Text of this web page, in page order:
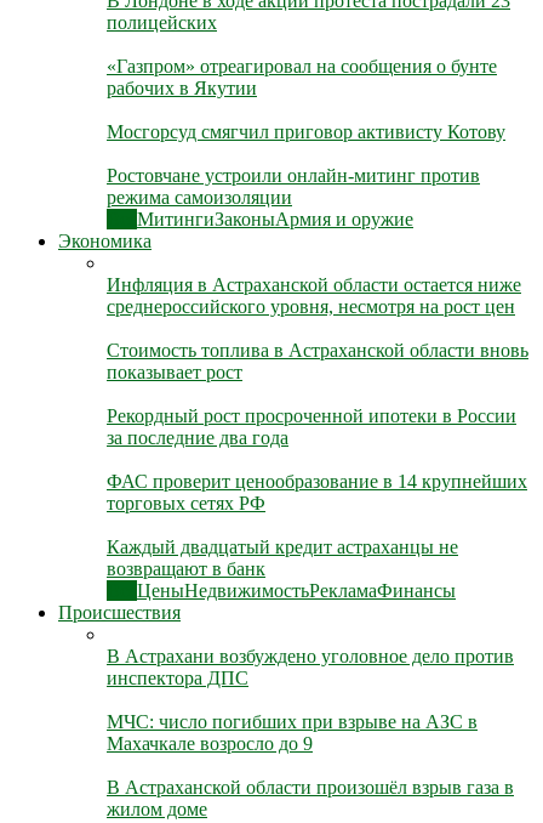
полицейских
«Газпром» отреагировал на сообщения о бунте
рабочих в Якутии
Мосгорсуд смягчил приговор активисту Котову
Ростовчане устроили онлайн-митинг против
режима самоизоляции
МитингиЗаконыАрмия и оружие
Экономика
Инфляция в Астраханской области остается ниже
среднероссийского уровня, несмотря на рост цен
Стоимость топлива в Астраханской области вновь
показывает рост
Рекордный рост просроченной ипотеки в России
за последние два года
ФАС проверит ценообразование в 14 крупнейших
торговых сетях РФ
Каждый двадцатый кредит астраханцы не
возвращают в банк
ЦеныНедвижимостьРекламаФинансы
Происшествия
В Астрахани возбуждено уголовное дело против
инспектора ДПС
МЧС: число погибших при взрыве на АЗС в
Махачкале возросло до 9
В Астраханской области произошёл взрыв газа в
жилом доме